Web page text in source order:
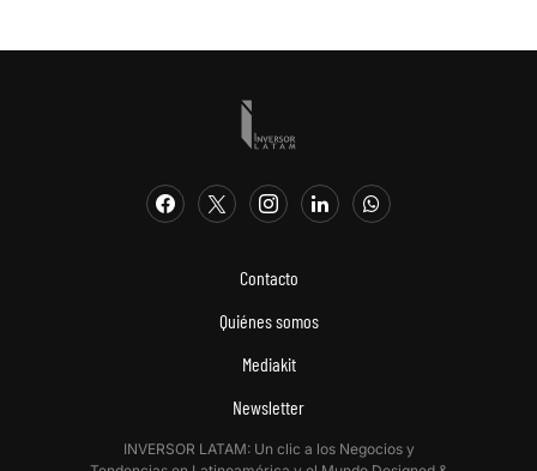
Contacto
Quiénes somos
Mediakit
Newsletter
INVERSOR LATAM: Un clic a los Negocios y